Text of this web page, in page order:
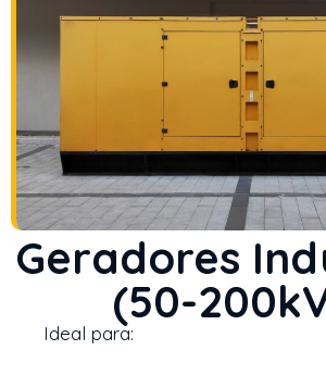
Geradores
(50-
Ideal para: